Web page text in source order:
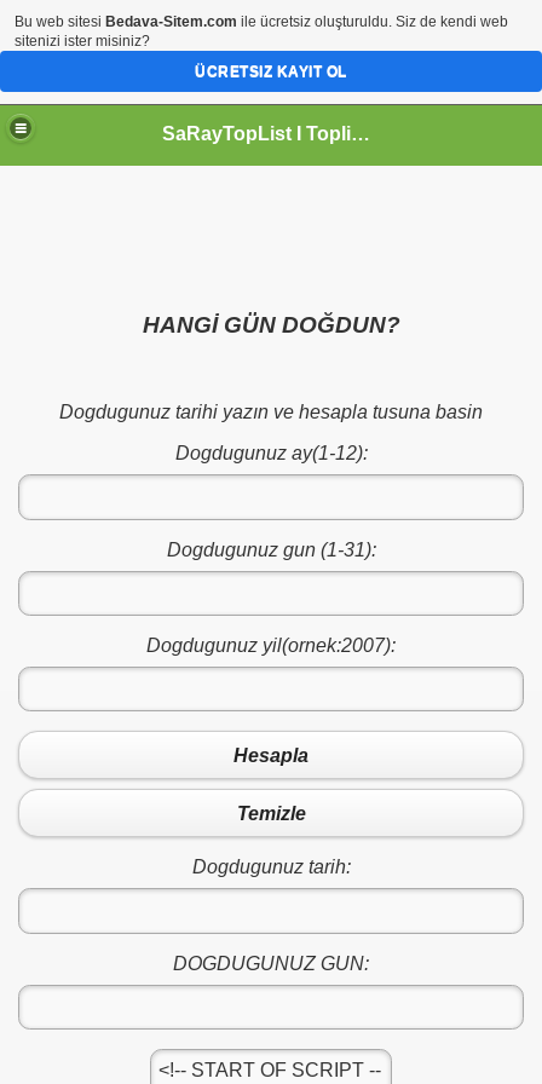
SaRayTopList I Toplist I Site Ekle I Google Site Kaydet I Hit Kazan
HANGİ GÜN DOĞDUN?
Dogdugunuz tarihi yazın ve hesapla tusuna basin
Dogdugunuz ay(1-12):
Dogdugunuz gun (1-31):
Dogdugunuz yil(ornek:2007):
Hesapla
Temizle
Dogdugunuz tarih:
DOGDUGUNUZ GUN:
Bu web sitesi Bedava-Sitem.com ile ücretsiz oluşturuldu. Siz de kendi web
sitenizi ister misiniz?
ÜCRETSIZ KAYIT OL